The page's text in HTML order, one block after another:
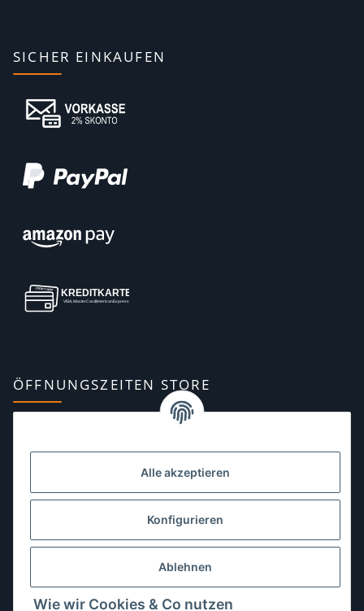
Alle akzeptieren
Konfigurieren
Ablehnen
Wie wir Cookies & Co nutzen
SICHER EINKAUFEN
ÖFFNUNGSZEITEN STORE
10:00–13:00, 14:00–18:00 Uhr
Dienstag:10:00–13:00, 14:00–16:00 Uhr
10:00–13:00 Uhr
Freitag:10:00–13:00, 14:00–18:00 Uhr
Sonntag: geschlossen